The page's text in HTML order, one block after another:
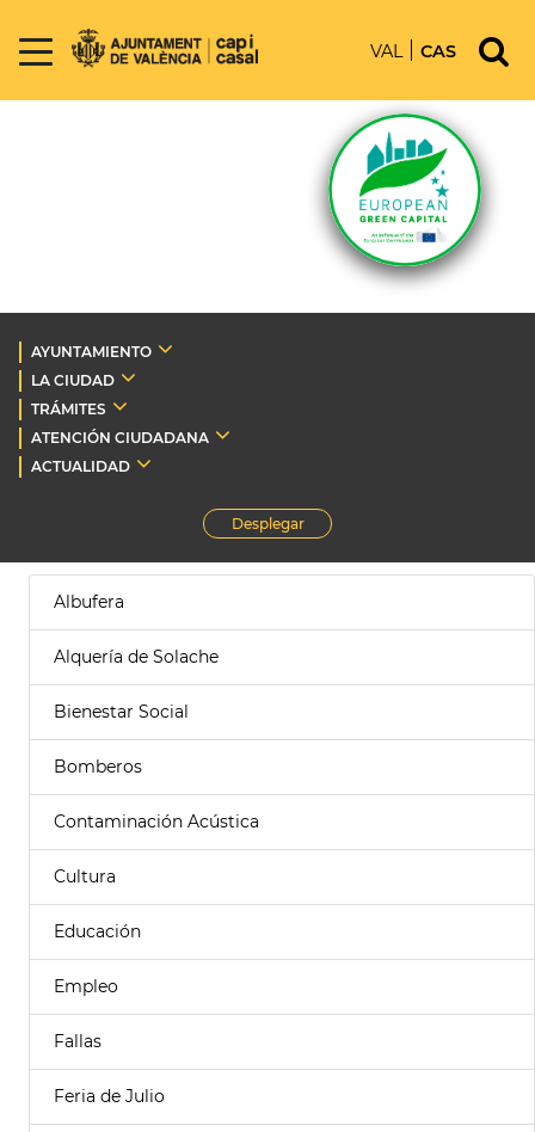
VAL CAS
AYUNTAMIENTO
LA CIUDAD
TRÁMITES
ATENCIÓN CIUDADANA
ACTUALIDAD
Desplegar
Albufera
Alquería de Solache
Bienestar Social
Bomberos
Contaminación Acústica
Cultura
Educación
Empleo
Fallas
Feria de Julio